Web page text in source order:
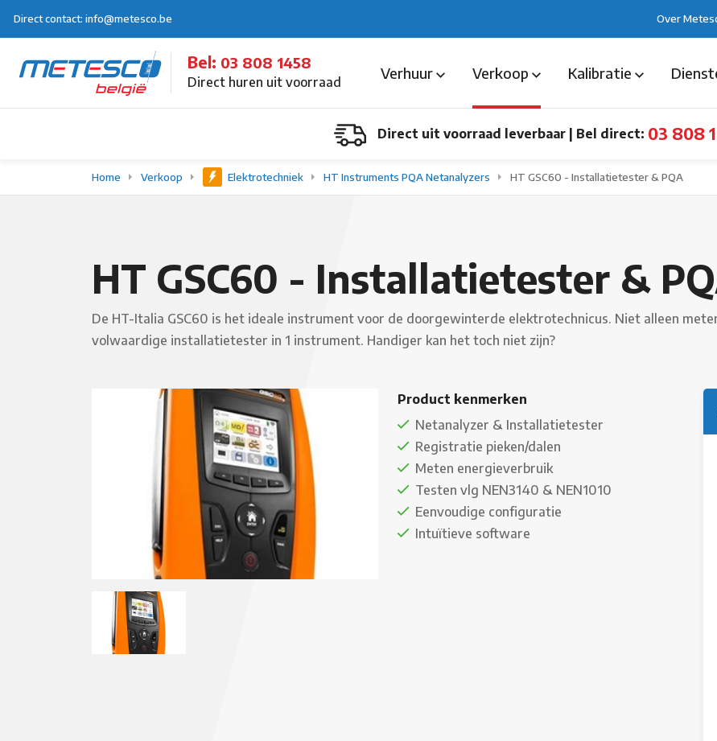
Direct contact: info@metesco.be Over
Bel: 03 808 1458
Direct huren uit voorraad Verhuur Verkoop Kalibratie
Direct uit voorraad leverbaar Bel direct: 03 808
Home Verkoop Elektrotechniek HT Instruments PQA Netanalyzers HT GSC60 - Installatietester & PQA
HT GSC60 - Installatietester &
De HT-Italia GSC60 is het ideale instrument voor de doorgewinterde elektrotechnicus. Niet alleen
volwaardige installatietester in 1 instrument. Handiger kan het toch niet zijn?
Product kenmerken
Netanalyzer & Installatietester
Registratie pieken/dalen
Meten energieverbruik
Testen vlg NEN3140 & NEN1010
Eenvoudige configuratie
Intuïtieve software